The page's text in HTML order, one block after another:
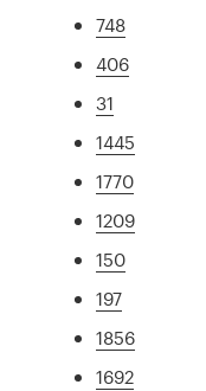
748
406
31
1445
1770
1209
150
197
1856
1692